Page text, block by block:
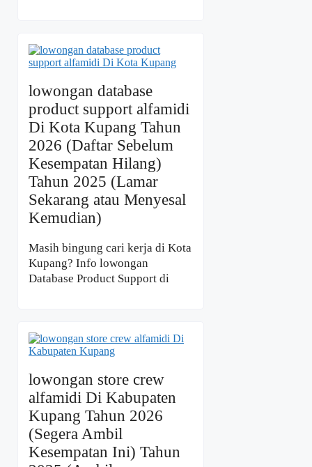
lowongan database
product support alfamidi
Di Kota Kupang Tahun
2026 (Daftar Sebelum
Kesempatan Hilang)
Tahun 2025 (Lamar
Sekarang atau Menyesal
Kemudian)
Masih bingung cari kerja di Kota
Kupang? Info lowongan
Database Product Support di
lowongan store crew
alfamidi Di Kabupaten
Kupang Tahun 2026
(Segera Ambil
Kesempatan Ini) Tahun